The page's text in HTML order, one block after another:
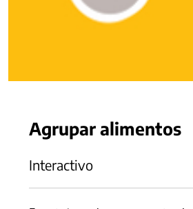
Agrupar alimentos
Interactivo